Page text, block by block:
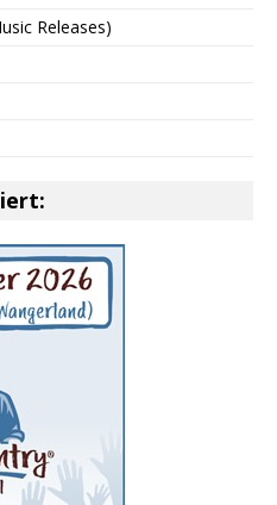
Releases)